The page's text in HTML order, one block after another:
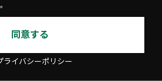
同意する
ライバシーポリシー